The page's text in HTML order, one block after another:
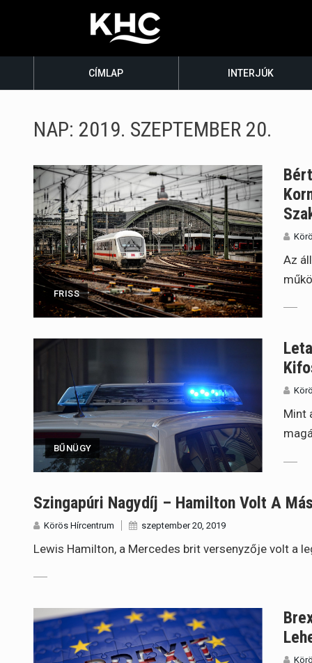
CÍMLAP INTERJÚK
NAP: 2019. SZEPTEMBER 20.
FRISS
Az
BŰNÜGY
Mint
Szingapúri Nagydíj – Hamilton Volt A
Körös Hírcentrum szeptember 20, 2019
Lewis Hamilton, a Mercedes brit versenyzője volt a